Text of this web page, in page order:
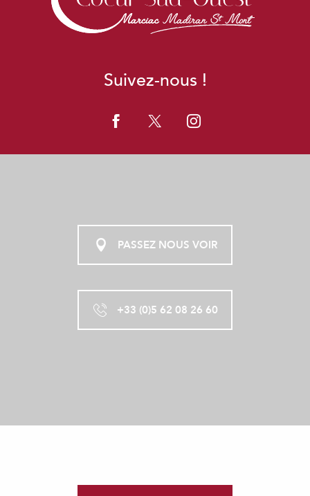
Suivez-nous !
PASSEZ NOUS VOIR
+33 (0)5 62 08 26 60